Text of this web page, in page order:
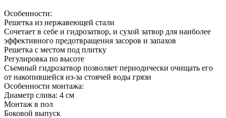
Особенности:
Решетка из нержавеющей стали
Сочетает в себе и гидрозатвор, и сухой затвор для наиболее
эффективного предотвращения засоров и запахов
Решетка с местом под плитку
Регулировка по высоте
Съемный гидрозатвор позволяет периодически очищать его
от накопившейся из-за стоячей воды грязи
Особенности монтажа:
Диаметр слива: 4 см
Монтаж в пол
Боковой выпуск